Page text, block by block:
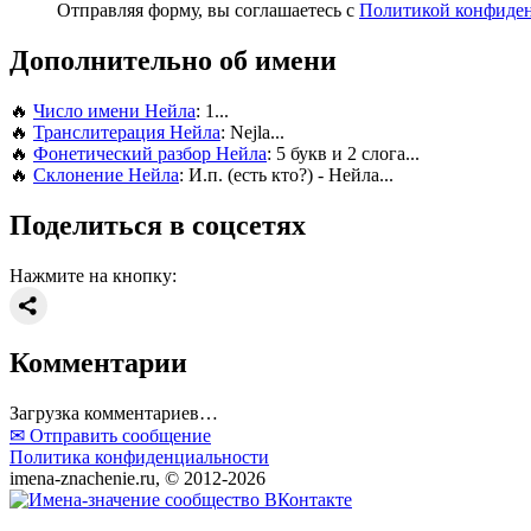
Отправляя форму, вы соглашаетесь с Политикой
Дополнительно об имени
🔥 Число имени Нейла: 1...
🔥 Транслитерация Нейла: Nejla...
🔥 Фонетический разбор Нейла: 5 букв и 2 слога...
🔥 Склонение Нейла: И.п. (есть кто?) - Нейла...
Поделиться в соцсетях
Нажмите на кнопку:
Комментарии
Загрузка комментариев…
✉ Отправить сообщение
Политика конфиденциальности
imena-znachenie.ru, © 2012-2026